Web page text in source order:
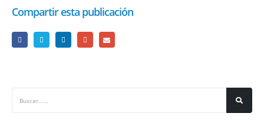
Compartir esta publicación